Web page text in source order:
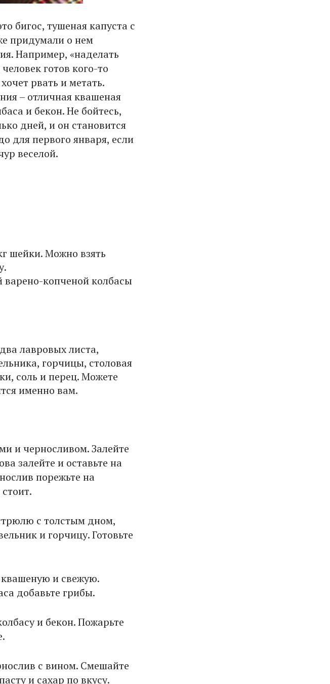
бигос, тушеная капуста с
придумали о нем
Например, «наделать
готов кого-то
рвать и метать.
– отличная квашеная
и бекон. Не бойтесь,
дней, и он становится
для первого января, если
веселой.
шейки. Можно взять
варено-копченой колбасы
лавровых листа,
горчицы, столовая
соль и перец. Можете
именно вам.
и черносливом. Залейте
залейте и оставьте на
порежьте на
с толстым дном,
и горчицу. Готовьте
квашеную и свежую.
добавьте грибы.
и бекон. Пожарьте
с вином. Смешайте
и сахар по вкусу.